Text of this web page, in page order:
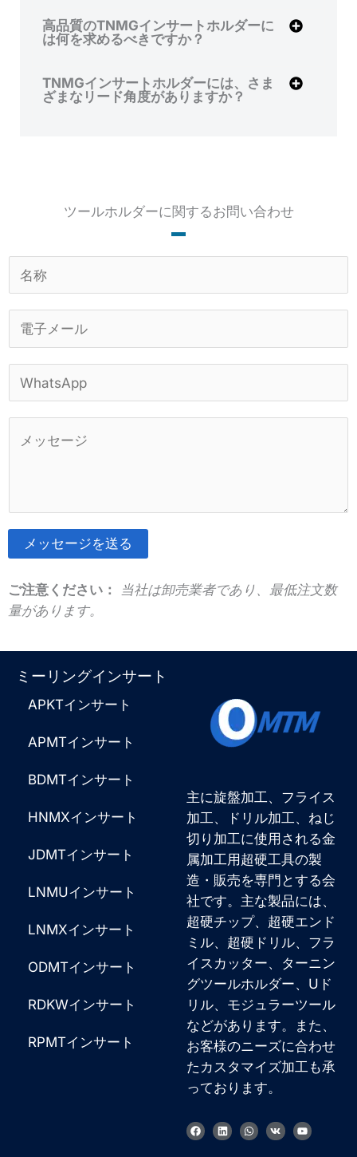
高品質のTNMGインサートホルダーに
は何を求めるべきですか？
TNMGインサートホルダーには、さま
ざまなリード角度がありますか？
ツールホルダーに関するお問い合わせ
*
メ
ー
ル
*
a
p
ま
た
ッ
セ
ジ
メッセージを送る
れ
に
わ
る
ご注意ください：
当社は卸売業者であり、最低注文数
量があります。
主に旋盤加工、フライス
加工、ドリル加工、ねじ
切り加工に使用される金
属加工用超硬工具の製
造・販売を専門とする会
社です。主な製品には、
超硬チップ、超硬エンド
ミル、超硬ドリル、フラ
イスカッター、ターニン
グツールホルダー、Uド
リル、モジュラーツール
などがあります。また、
お客様のニーズに合わせ
たカスタマイズ加工も承
っております。
フ
ェ
リ
ン
W
h
V
k
Y
o
ミーリングインサート
APKTインサート
APMTインサート
BDMTインサート
HNMXインサート
JDMTインサート
LNMUインサート
LNMXインサート
ODMTインサート
RDKWインサート
RPMTインサート